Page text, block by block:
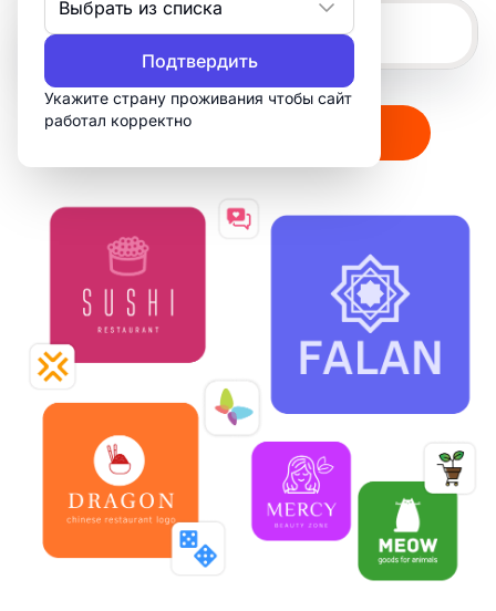
Выбрать из списка
Подтвердить
Укажите страну проживания чтобы сайт
работал корректно
Создать мой логотип